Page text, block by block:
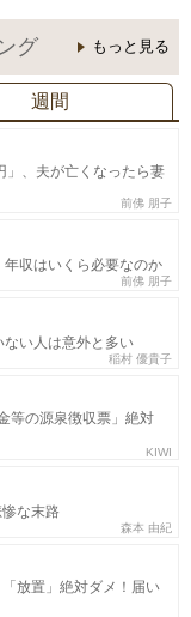
グ もっと見る
週間
」、夫が亡くなったら妻
前佛 朋子
収はいくら必要なのか
前佛 朋子
い人は意外と多い
稲村 優貴子
等の源泉徴収票」絶対
KIWI
な末路
森本 由紀
放置」絶対ダメ！届い